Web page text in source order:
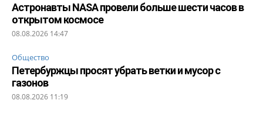
Астронавты NASA провели больше шести часов в
открытом космосе
08.08.2026 14:47
Общество
Петербуржцы просят убрать ветки и мусор с
газонов
08.08.2026 11:19